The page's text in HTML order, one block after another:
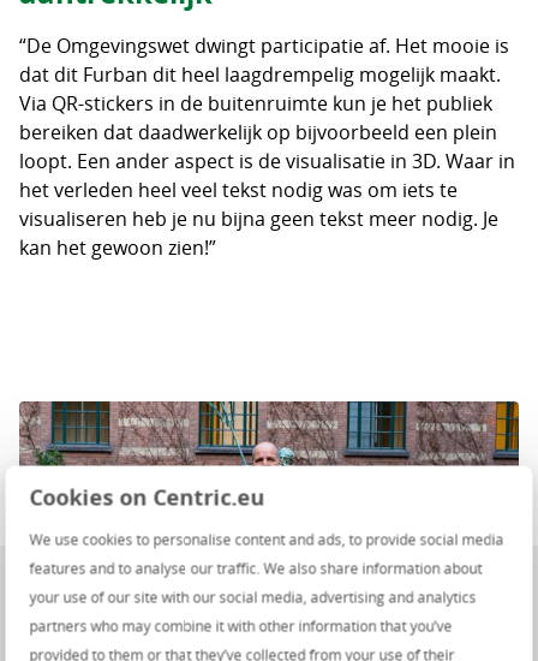
Cookies on Centric.eu
We use cookies to personalise content and ads, to provide social media
features and to analyse our traffic. We also share information about
your use of our site with our social media, advertising and analytics
partners who may combine it with other information that you’ve
provided to them or that they’ve collected from your use of their
“De Omgevingswet dwingt participatie af. Het mooie is
dat dit Furban dit heel laagdrempelig mogelijk maakt.
Via QR-stickers in de buitenruimte kun je het publiek
bereiken dat daadwerkelijk op bijvoorbeeld een plein
loopt. Een ander aspect is de visualisatie in 3D. Waar in
het verleden heel veel tekst nodig was om iets te
visualiseren heb je nu bijna geen tekst meer nodig. Je
kan het gewoon zien!”